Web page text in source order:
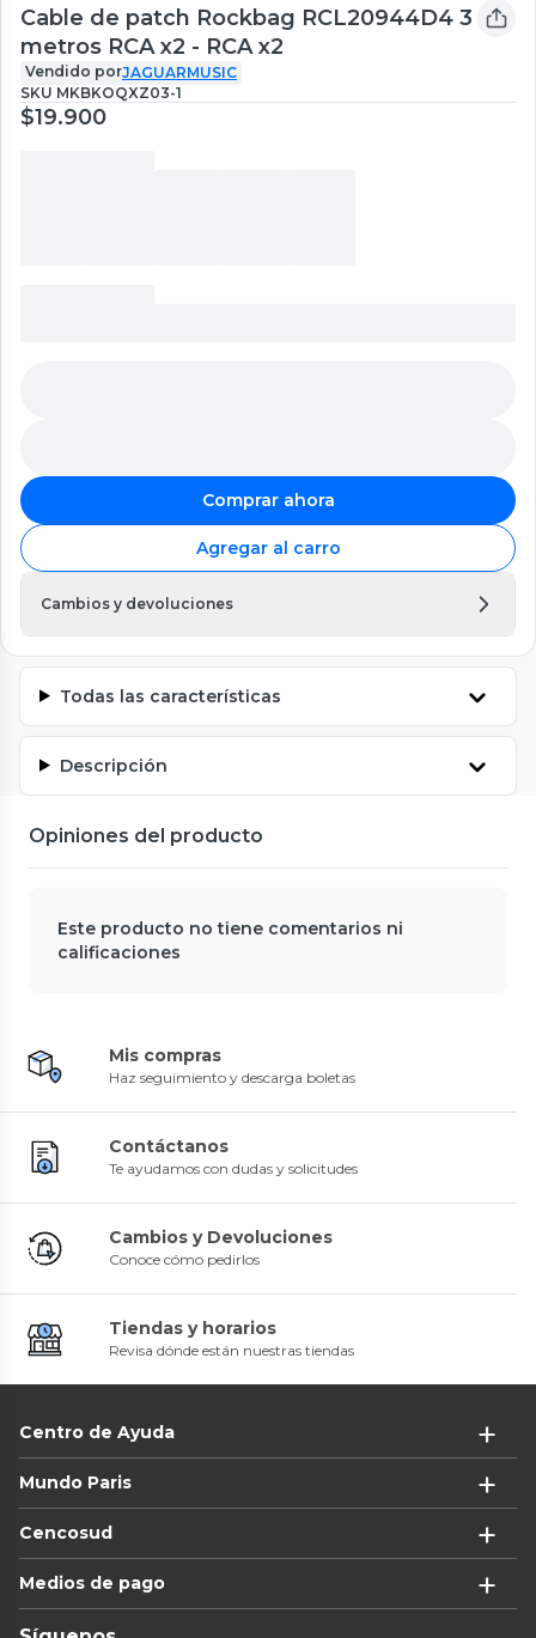
Cable de patch Rockbag RCL20944D4 3
metros RCA x2 - RCA x2
Vendido porJAGUARMUSIC
SKU MKBKOQXZ03-1
$19.900
Comprar ahora
Agregar al carro
Cambios y devoluciones
Todas las características
Descripción
Opiniones del producto
Este producto no tiene comentarios ni
calificaciones
Mis compras
Haz seguimiento y descarga boletas
Contáctanos
Te ayudamos con dudas y solicitudes
Cambios y Devoluciones
Conoce cómo pedirlos
Tiendas y horarios
Revisa dónde están nuestras tiendas
Centro de Ayuda
Mundo Paris
Cencosud
Medios de pago